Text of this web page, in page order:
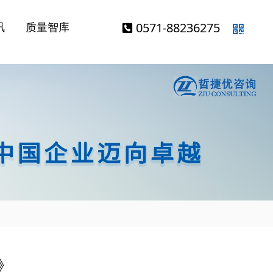
发展历程
质量功能展开
QFD）
质量智库
QFD软件 0571-88236275